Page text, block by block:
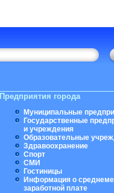
Предприятия города
Муниципальные
Государственные
и учреждения
Образовательные
Здравоохранение
Спорт
СМИ
Гостиницы
Информация о
заработной плате